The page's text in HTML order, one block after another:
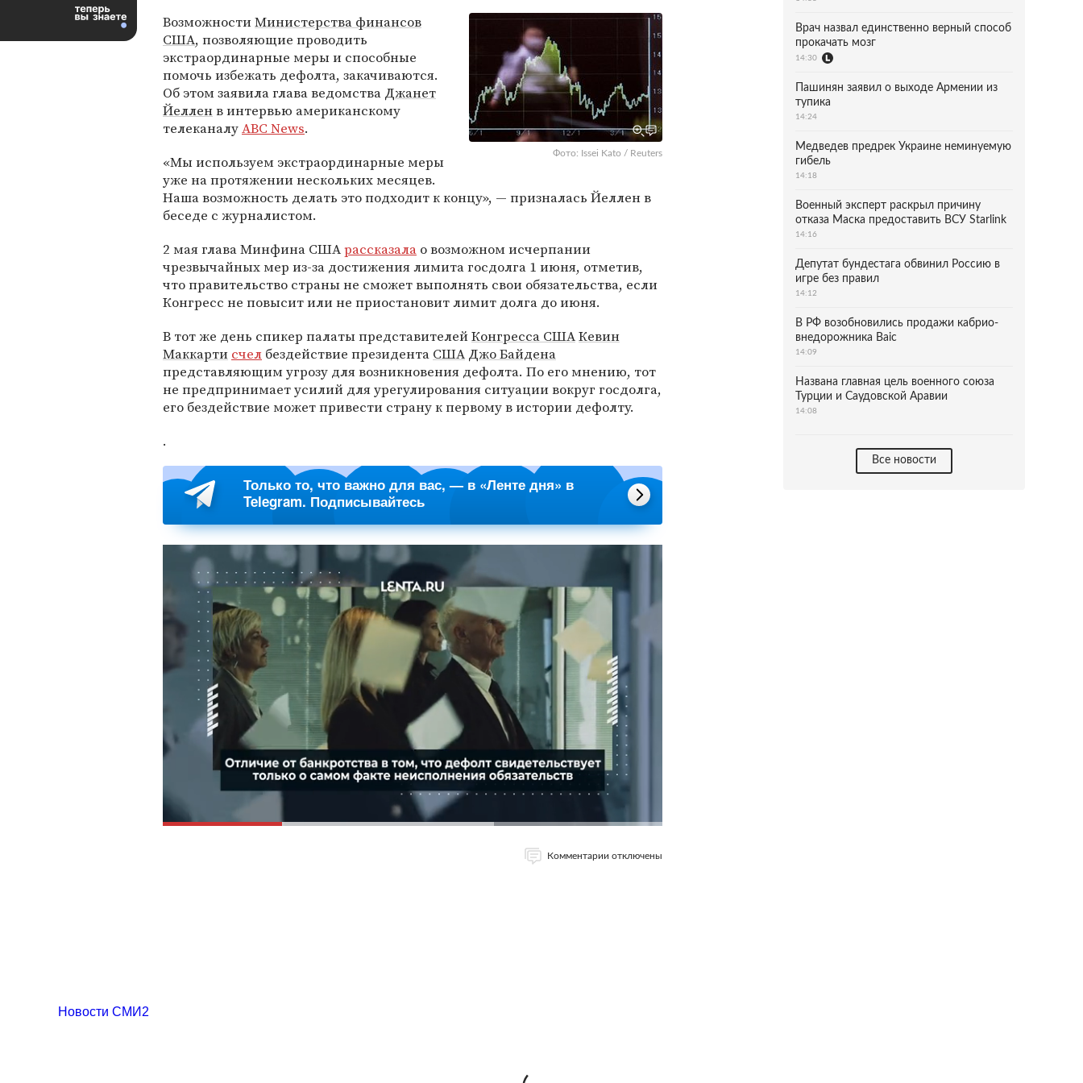
Фото: Issei Kato / Reuters
ВозможностиМинистерства финансов
США, позволяющие проводить
экстраординарные меры и способные
помочь избежать дефолта, закачиваются.
Об этом заявила глава ведомства Джанет
Йелленв интервью американскому
телеканалуABC News.
«Мы используем экстраординарные меры
уже на протяжении нескольких месяцев.
Наша возможность делать это подходит к концу», — призналась Йеллен в
беседе с журналистом.
2 мая глава Минфина СШАрассказала о возможном исчерпании
чрезвычайных мер из-за достижения лимита госдолга 1 июня, отметив,
что правительство страны не сможет выполнять свои обязательства, если
Конгресс не повысит или не приостановит лимит долга до июня.
В тот же день спикер палаты представителейКонгресса СШАКевин
Маккарти счел бездействие президента США Джо Байдена
представляющим угрозу для возникновения дефолта. По его мнению, тот
не предпринимает усилий для урегулирования ситуации вокруг госдолга,
его бездействие может привести страну к первому в истории дефолту.
.
Только то, что важно для вас, — в «Ленте дня» в
Telegram. Подписывайтесь
Комментарии отключены
Врач назвал единственно верный способ
прокачать мозг
14:30
Пашинян заявил о выходе Армении из
тупика
14:24
Медведев предрек Украине неминуемую
гибель
14:18
Военный эксперт раскрыл причину
отказа Маска предоставить ВСУ Starlink
14:16
Депутат бундестага обвинил Россию в
игре без правил
14:12
В РФ возобновились продажи кабрио-
внедорожника Baic
14:09
Названа главная цель военного союза
Турции и Саудовской Аравии
14:08
Все новости
Новости СМИ2